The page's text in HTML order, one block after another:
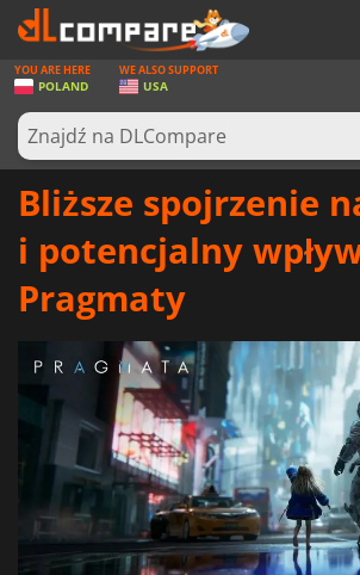
GRY
KARTY DO GIER
OPROGRAMOWANIE
SPRZĘT KOMPUTEROWY
AKTUALNOŚCI
ZALOGUJ SIĘ LUB ZAREJESTRUJ
YOU ARE HERE
POLAND
WE ALSO SUPPORT
USA
Bliższe spojrzenie
i potencjalny
Pragmaty